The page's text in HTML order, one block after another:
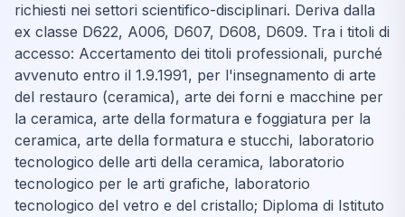
richiesti nei settori scientifico-disciplinari. Deriva dalla
ex classe D622, A006, D607, D608, D609. Tra i titoli di
accesso: Accertamento dei titoli professionali, purché
avvenuto entro il 1.9.1991, per l'insegnamento di arte
del restauro (ceramica), arte dei forni e macchine per
la ceramica, arte della formatura e foggiatura per la
ceramica, arte della formatura e stucchi, laboratorio
tecnologico delle arti della ceramica, laboratorio
tecnologico per le arti grafiche, laboratorio
tecnologico del vetro e del cristallo; Diploma di Istituto